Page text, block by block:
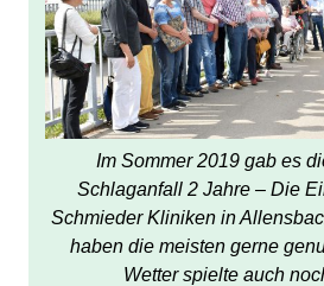
Im Sommer 2019 gab es
Schlaganfall 2 Jahre – Die
Schmieder Kliniken in
haben die meisten gerne
Wetter spielte auch